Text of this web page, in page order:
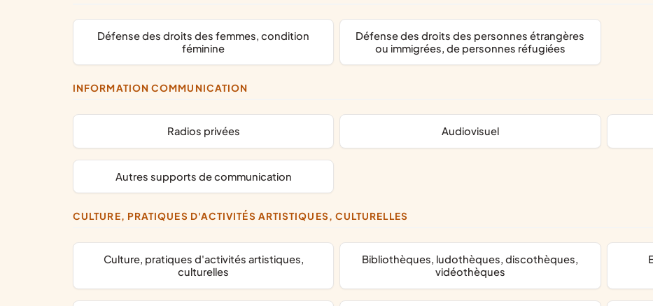
défense des droits des femmes, condition
féminine
défense des droits des personnes étrangères
ou immigrées, de personnes réfugiées
INFORMATION COMMUNICATION
radios privées audiovisuel
autres supports de communication
CULTURE, PRATIQUES D'ACTIVITÉS ARTISTIQUES, CULTURELLES
culture, pratiques d'activités artistiques,
culturelles
bibliothèques, ludothèques, discothèques,
vidéothèques